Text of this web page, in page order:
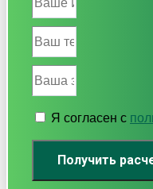
Я согласен с
Получить